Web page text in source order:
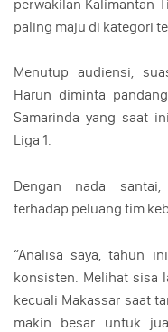
perwakilan Kalimantan
paling maju di kategori
Menutup audiensi,
Harun diminta
Samarinda yang saat
Liga 1.
Dengan nada santai,
terhadap peluang tim
“Analisa saya, tahun
konsisten. Melihat sisa
kecuali Makassar saat
makin besar untuk